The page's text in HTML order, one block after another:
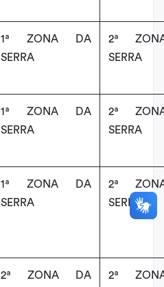
1ª ZONA DA
SERRA
2ª
SERRA
1ª ZONA DA
SERRA
2ª
SERRA
1ª ZONA DA
SERRA
2ª
SERRA
2ª ZONA DA
2ª